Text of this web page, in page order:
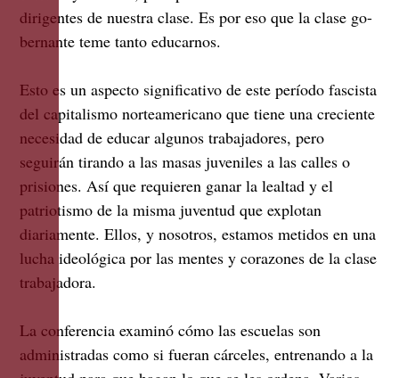
dirigentes de nuestra clase. Es por eso que la clase go-
bernante teme tanto educarnos.
Esto es un aspecto significativo de este período fascista
del capitalismo norteamericano que tiene una creciente
necesidad de educar algunos trabajadores, pero
seguirán tirando a las masas juveniles a las calles o
prisiones. Así que requieren ganar la lealtad y el
patriotismo de la misma juventud que explotan
diariamente. Ellos, y nosotros, estamos metidos en una
lucha ideológica por las mentes y corazones de la clase
trabajadora.
La conferencia examinó cómo las escuelas son
administradas como si fueran cárceles, entrenando a la